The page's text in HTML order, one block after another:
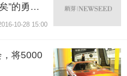
”的勇气
10-28 15:00
，将5000